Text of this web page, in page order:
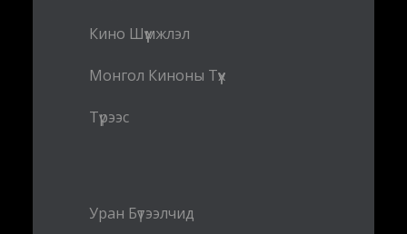
Кино Шүүмжлэл
Монгол Киноны Түүх
Түрээс
Уран Бүтээлчид